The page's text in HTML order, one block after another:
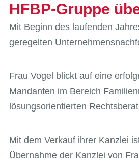
HFBP-Gruppe
Mit Beginn des laufenden
geregelten
Frau Vogel blickt auf eine
Mandanten im Bereich
lösungsorientierten
Mit dem Verkauf ihrer Kanzlei
Übernahme der Kanzlei von